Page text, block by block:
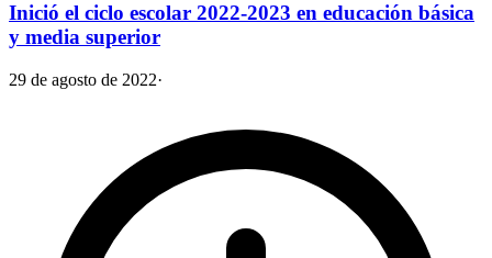
Inició el ciclo escolar 2022-2023 en educación básica
y media superior
29 de agosto de 2022·